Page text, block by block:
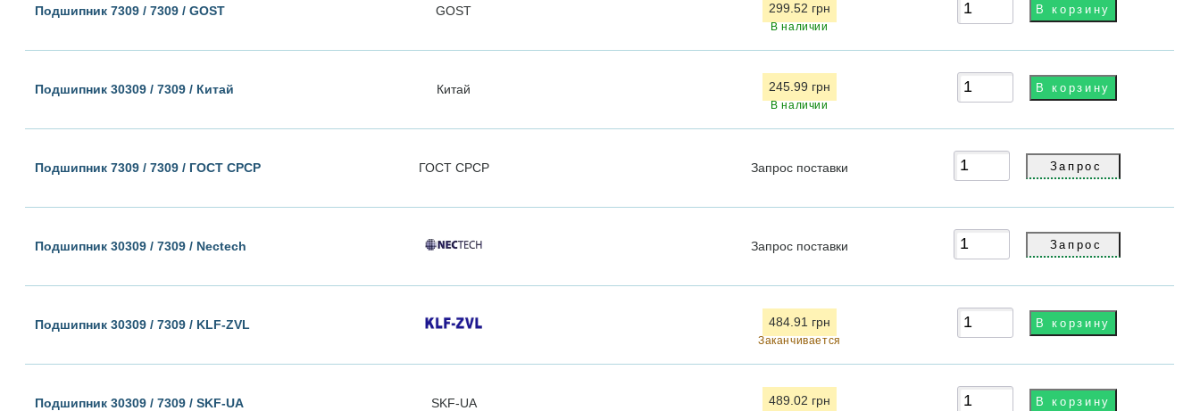
Подшипник 7309 / 7309 / GOST GOST 299.52 грн
В наличии
Подшипник 30309 / 7309 / Китай Китай 245.99 грн
В наличии
Подшипник 7309 / 7309 / ГОСТ СРСР ГОСТ СРСР Запрос поставки
Подшипник 30309 / 7309 / Nectech Запрос поставки
Подшипник 30309 / 7309 / KLF-ZVL 484.91 грн
Заканчивается
Подшипник 30309 / 7309 / SKF-UA SKF-UA 489.02 грн